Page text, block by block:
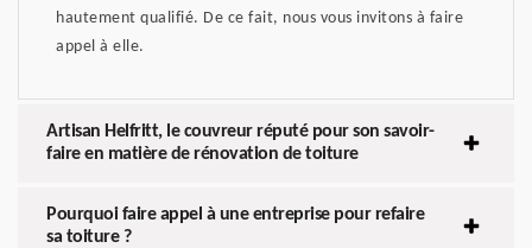
hautement qualifié. De ce fait, nous vous invitons à faire
appel à elle.
Artisan Helfritt, le couvreur réputé pour son savoir-
faire en matière de rénovation de toiture
Pourquoi faire appel à une entreprise pour refaire
sa toiture ?